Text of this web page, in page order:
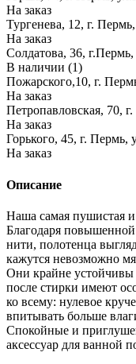
На заказ
Тургенева, 12, г.
На заказ
Солдатова, 36,
В наличии (1)
Пожарского,10, г.
На заказ
Петропавловская, 70,
На заказ
Горького, 45, г. Пермь,
На заказ
Описание
Наша самая пушистая
Благодаря
нити, полотенца
кажутся невозможно
Они крайне устойчивы
после стирки имеют
ко всему: нулевое
впитывать больше
Спокойные и
аксессуар для ванной